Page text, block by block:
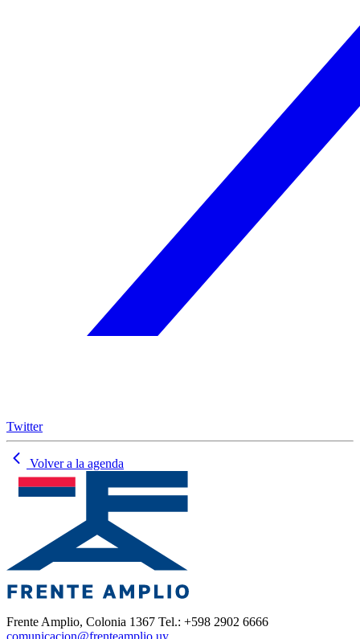
Twitter
Volver a la agenda
Frente Amplio, Colonia 1367 Tel.: +598 2902 6666
comunicacion@frenteamplio.uy